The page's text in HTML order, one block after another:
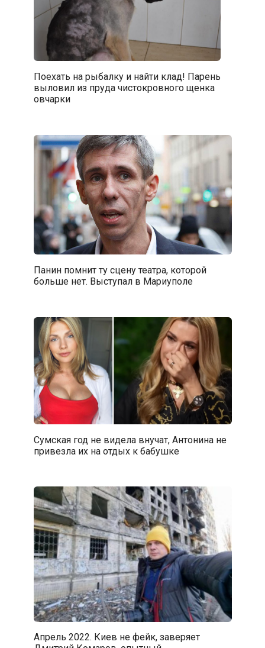
Поехать на рыбалку и найти клад! Парень
выловил из пруда чистокровного щенка
овчарки
Панин помнит ту сцену театра, которой
больше нет. Выступал в Мариуполе
Сумская год не видела внучат, Антонина не
привезла их на отдых к бабушке
Апрель 2022. Киев не фейк, заверяет